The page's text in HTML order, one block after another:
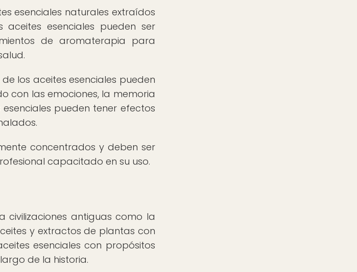
esenciales naturales extraídos
esenciales pueden ser
de aromaterapia para
los aceites esenciales pueden
con las emociones, la memoria
pueden tener efectos
concentrados y deben ser
capacitado en su uso.
antiguas como la
y extractos de plantas con
esenciales con propósitos
de la historia.